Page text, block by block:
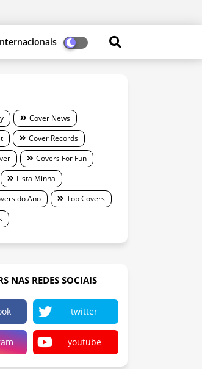
Cover News
Cover Records
Covers For Fun
Lista Minha
do Ano
Top Covers
NAS REDES SOCIAIS
twitter
youtube